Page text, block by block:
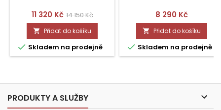
Cena
11 320 Kč Běžná
cena
14 150 Kč
 Přidat do košíku
 Skladem na prodejně
Cena
8 290 Kč
 Přidat do košíku
 Skladem na prodejně
PRODUKTY A SLUŽBY 